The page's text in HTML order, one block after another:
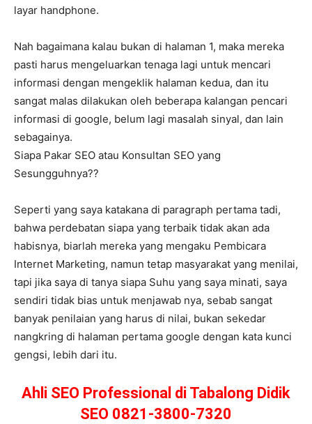
layar handphone.
Nah bagaimana kalau bukan di halaman 1, maka mereka
pasti harus mengeluarkan tenaga lagi untuk mencari
informasi dengan mengeklik halaman kedua, dan itu
sangat malas dilakukan oleh beberapa kalangan pencari
informasi di google, belum lagi masalah sinyal, dan lain
sebagainya.
Siapa Pakar SEO atau Konsultan SEO yang
Sesungguhnya??
Seperti yang saya katakana di paragraph pertama tadi,
bahwa perdebatan siapa yang terbaik tidak akan ada
habisnya, biarlah mereka yang mengaku Pembicara
Internet Marketing, namun tetap masyarakat yang menilai,
tapi jika saya di tanya siapa Suhu yang saya minati, saya
sendiri tidak bias untuk menjawab nya, sebab sangat
banyak penilaian yang harus di nilai, bukan sekedar
nangkring di halaman pertama google dengan kata kunci
gengsi, lebih dari itu.
Ahli SEO Professional di Tabalong Didik
SEO 0821-3800-7320